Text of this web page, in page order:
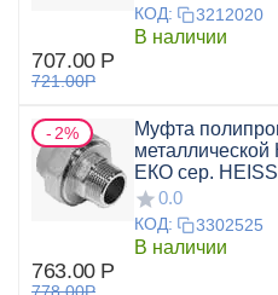
КОД: 3212020
В наличии
707.00 Р
721.00Р
2%
Муфта
ЕКО сер.
0.0
КОД: 3302525
В наличии
763.00 Р
778.00Р